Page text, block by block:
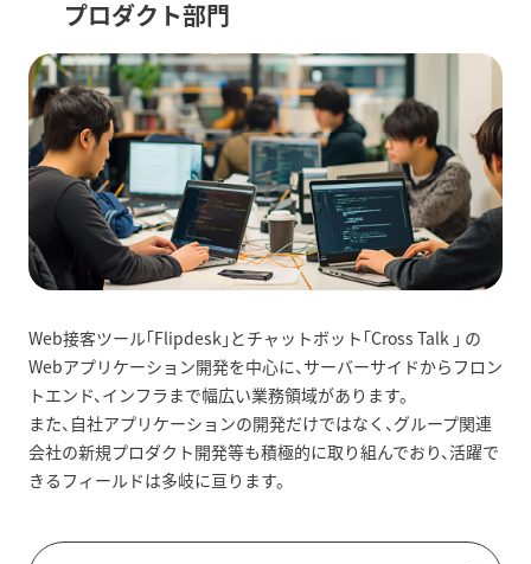
プロダクト部門
Web接客ツール「Flipdesk」とチャットボット「Cross Talk 」 の
Webアプリケーション開発を中心に、サーバーサイドからフロン
トエンド、インフラまで幅広い業務領域があります。
また、自社アプリケーションの開発だけではなく、グループ関連
会社の新規プロダクト開発等も積極的に取り組んでおり、活躍で
きるフィールドは多岐に亘ります。